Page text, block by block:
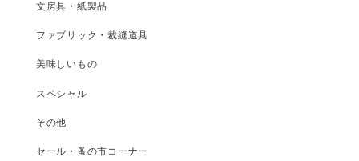
文房具・紙製品
ファブリック・裁縫道具
美味しいもの
スペシャル
その他
セール・蚤の市コーナー